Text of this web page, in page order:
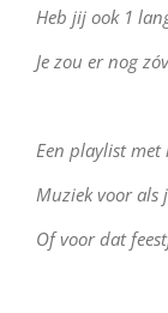
Heb jij ook 1
Je zou er nog
Een playlist met
Muziek voor als
Of voor dat